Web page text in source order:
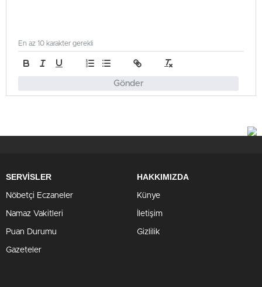
Gönder
En az 10 karakter gerekli
SERVİSLER
Nöbetçi Eczaneler
Namaz Vakitleri
Puan Durumu
Gazeteler
HAKKIMIZDA
Künye
İletişim
Gizlilik